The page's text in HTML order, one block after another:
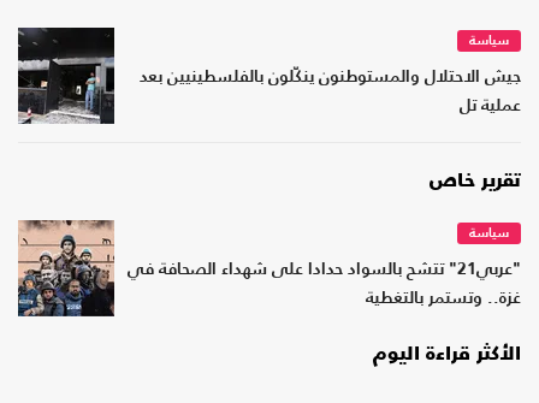
سياسة
جيش الاحتلال والمستوطنون ينكّلون بالفلسطينيين بعد
عملية تل
تقرير خاص
سياسة
"عربي21" تتشح بالسواد حدادا على شهداء الصحافة في
غزة.. وتستمر بالتغطية
الأكثر قراءة اليوم